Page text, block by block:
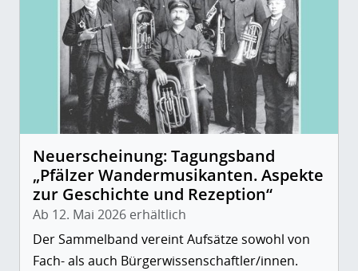
Neuerscheinung: Tagungsband
„Pfälzer Wandermusikanten. Aspekte
zur Geschichte und Rezeption“
Ab 12. Mai 2026 erhältlich
Der Sammelband vereint Aufsätze sowohl von
Fach- als auch Bürgerwissenschaftler/innen.